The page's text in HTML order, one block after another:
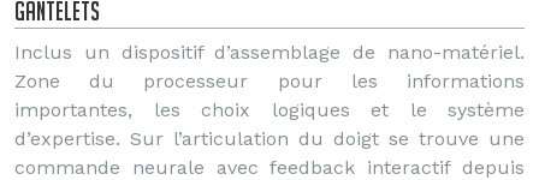
Gantelets
Inclus un dispositif d’assemblage de nano-matériel.
Zone du processeur pour les informations
importantes, les choix logiques et le système
d’expertise. Sur l’articulation du doigt se trouve une
commande neurale avec feedback interactif depuis